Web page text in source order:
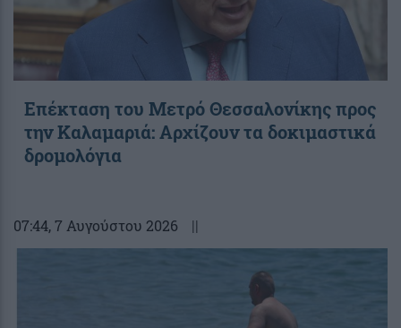
Επέκταση του Μετρό Θεσσαλονίκης προς
την Καλαμαριά: Αρχίζουν τα δοκιμαστικά
δρομολόγια
07:44, 7 Αυγούστου 2026 ||